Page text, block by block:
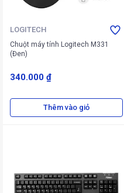
LOGITECH
Chuột máy tính Logitech M331
(Đen)
340.000 ₫
Thêm vào giỏ